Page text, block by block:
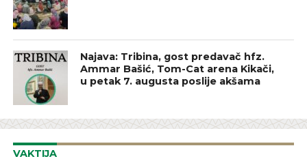
Najava: Tribina, gost predavač hfz.
Ammar Bašić, Tom-Cat arena Kikači,
u petak 7. augusta poslije akšama
VAKTIJA